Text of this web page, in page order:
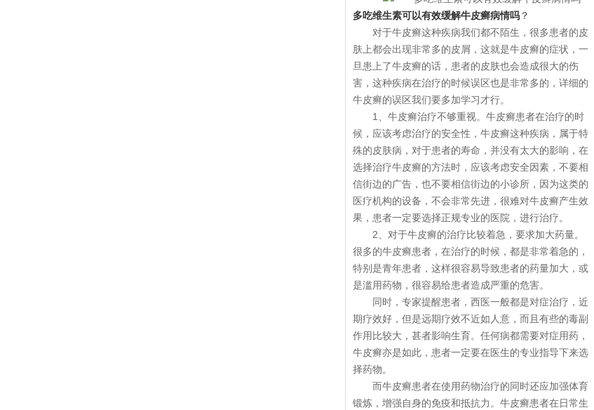
多吃维生素可以有效缓解牛皮癣病情吗 ？
对于牛皮癣这种疾病我们都不陌生，很多患者的皮
肤上都会出现非常多的皮屑，这就是牛皮癣的症状，一
旦患上了牛皮癣的话，患者的皮肤也会造成很大的伤
害，这种疾病在治疗的时候误区也是非常多的，详细的
牛皮癣的误区我们要多加学习才行。
1、牛皮癣治疗不够重视。牛皮癣患者在治疗的时
候，应该考虑治疗的安全性，牛皮癣这种疾病，属于特
殊的皮肤病，对于患者的寿命，并没有太大的影响，在
选择治疗牛皮癣的方法时，应该考虑安全因素，不要相
信街边的广告，也不要相信街边的小诊所，因为这类的
医疗机构的设备，不会非常先进，很难对牛皮癣产生效
果，患者一定要选择正规专业的医院，进行治疗。
2、对于牛皮癣的治疗比较着急，要求加大药量。
很多的牛皮癣患者，在治疗的时候，都是非常着急的，
特别是青年患者，这样很容易导致患者的药量加大，或
是滥用药物，很容易给患者造成严重的危害。
同时，专家提醒患者，西医一般都是对症治疗，近
期疗效好，但是远期疗效不近如人意，而且有些的毒副
作用比较大，甚者影响生育。任何病都需要对症用药，
牛皮癣亦是如此，患者一定要在医生的专业指导下来选
择药物。
而牛皮癣患者在使用药物治疗的同时还应加强体育
锻炼，增强自身的免疫和抵抗力。牛皮癣患者在日常生